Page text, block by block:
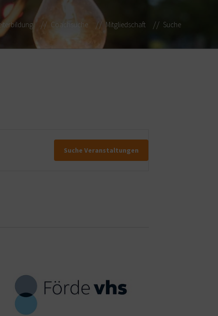
Coachsuche Mitgliedschaft Suche
Suche Veranstaltungen